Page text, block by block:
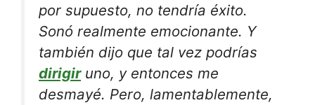
por supuesto, no tendría éxito.
Sonó realmente emocionante. Y
también dijo que tal vez podrías
dirigiruno, y entonces me
desmayé. Pero, lamentablemente,